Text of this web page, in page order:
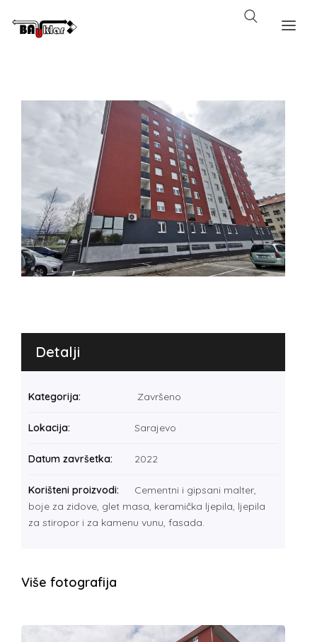
Detalji
Kategorija: Završeno
Lokacija: Sarajevo
Datum završetka: 2022
Korišteni proizvodi:
Cementni i gipsani malter,
boje za zidove, glet masa, keramička ljepila, ljepila
za stiropor i za kamenu vunu, fasada.
Više fotografija